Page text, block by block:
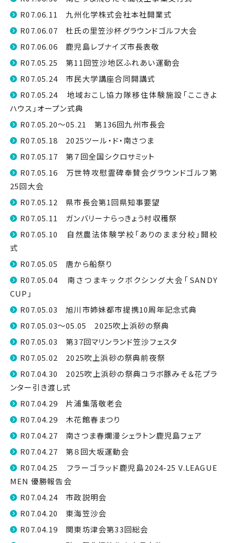
R07.06.11 九州化学株式会社本社開業式
R07.06.07 杜氏の里笠沙杯グラウンドゴルフ大会
R07.06.06 鹿児島レブナイズ市長表敬
R07.05.25 第11回笠沙地区ふれあい運動会
R07.05.24 市民大学講座合同開講式
R07.05.24 地域おこし協力隊移住体験施設「ここきよ
ハウス」オープン式典
R07.05.20～05.21 第136回九州市長会
R07.05.18 2025ツール・ド・南さつま
R07.05.17 第７回全国シクロサミット
R07.05.16 万世特攻慰霊碑奉賛会グラウンドゴルフ第
25回大会
R07.05.12 県市長会第1回県知事要望
R07.05.11 ガンバリーナらっきょう村収穫祭
R07.05.10 自然農法体験学校「ありのまま分校」開校
式
R07.05.05 唐から船祭り
R07.05.04 南さつまキックボクシング大会「SANDY
CUP」
R07.05.03 旭川市姉妹都市提携10周年記念式典
R07.05.03～05.05 2025吹上浜砂の祭典
R07.05.03 第37回マリンランド笠沙フェスタ
R07.05.02 2025吹上浜砂の祭典前夜祭
R07.04.30 2025吹上浜砂の祭典コラボ豚みそ＆花プラ
ンター引き渡し式
R07.04.29 片浦集落敬老会
R07.04.29 木花館春まつり
R07.04.27 南さつま春爛漫シェラトン鹿児島フェア
R07.04.27 第８回大坂運動会
R07.04.25 フラーゴラッド鹿児島2024-25 V.LEAGUE
MEN 優勝報告会
R07.04.24 市政説明会
R07.04.20 東海笠沙会
R07.04.19 関東坊津会第33回総会